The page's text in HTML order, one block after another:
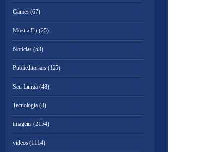
Games (67)
Mostra Eu (25)
Noticias (53)
Publieditoriais (125)
Seu Lunga (48)
Tecnologia (8)
imagens (2154)
videos (1114)